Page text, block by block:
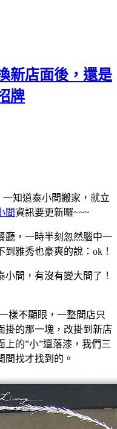
新店面後，還是
牌
知道泰小間搬家，就立
間資訊要更新囉~~~
廳，一時半刻忽然腦中一
雅秀也豪爽的說：ok！
間，有沒有變大間了！
樣不顯眼，一整間店只
掛的那一塊，改掛到新店
的”小”還落漆，我們三
間找才找到的。